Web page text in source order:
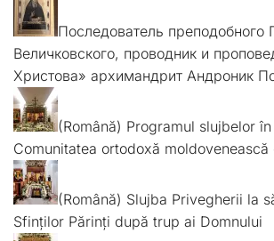
Последователь преподобного
Величковского, проводник и
Христова» архимандрит Андроник
(Română) Programul slujbelor
Comunitatea ortodoxă moldovenească
(Română) Slujba Privegherii la
Sfinților Părinți după trup ai Domnului